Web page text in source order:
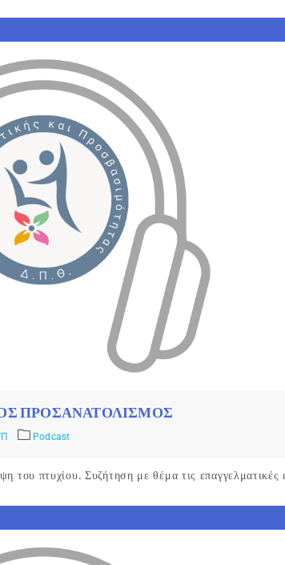
ΠΡΟΣΑΝΑΤΟΛΙΣΜΌΣ
Podcast
του πτυχίου. Συζήτηση με θέμα τις